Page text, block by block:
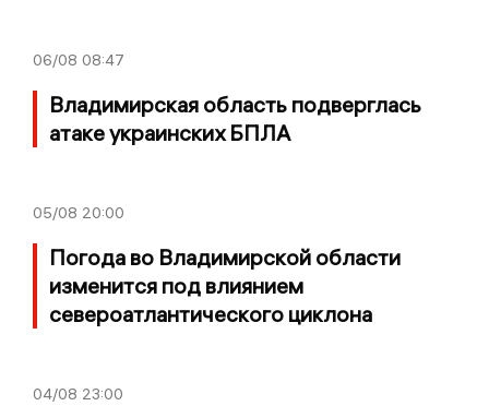
06/08 08:47
Владимирская область подверглась
атаке украинских БПЛА
05/08 20:00
Погода во Владимирской области
изменится под влиянием
североатлантического циклона
04/08 23:00